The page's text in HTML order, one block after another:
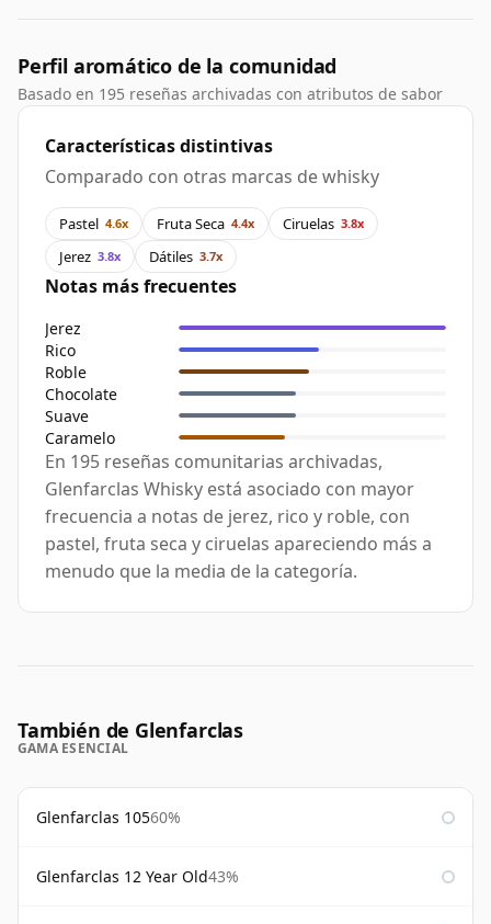
Perfil aromático de la comunidad
Basado en 195 reseñas archivadas con atributos de sabor
Características distintivas
Comparado con otras marcas de whisky
Pastel 4.6x Fruta Seca 4.4x Ciruelas 3.8x
Jerez 3.8x Dátiles 3.7x
Notas más frecuentes
Jerez
Rico
Roble
Chocolate
Suave
Caramelo
En 195 reseñas comunitarias archivadas,
Glenfarclas Whisky está asociado con mayor
frecuencia a notas de jerez, rico y roble, con
pastel, fruta seca y ciruelas apareciendo más a
menudo que la media de la categoría.
También de Glenfarclas
GAMA ESENCIAL
Glenfarclas 10560%
Glenfarclas 12 Year Old43%